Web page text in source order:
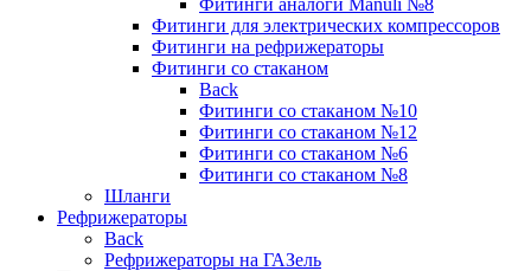
Фитинги для электрических компрессоров
Фитинги на рефрижераторы
Фитинги со стаканом
Back
Фитинги со стаканом №10
Фитинги со стаканом №12
Фитинги со стаканом №6
Фитинги со стаканом №8
Шланги
Рефрижераторы
Back
Рефрижераторы на ГАЗель